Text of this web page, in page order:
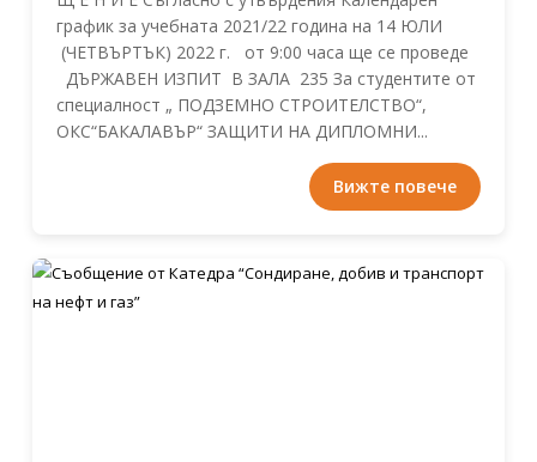
график за учебната 2021/22 година на 14 ЮЛИ
(ЧЕТВЪРТЪК) 2022 г. от 9:00 часа ще се проведе
ДЪРЖАВЕН ИЗПИТ В ЗАЛА 235 За студентите от
специалност „ ПОДЗЕМНО СТРОИТЕЛСТВО“,
ОКС“БАКАЛАВЪР“ ЗАЩИТИ НА ДИПЛОМНИ...
Вижте повече